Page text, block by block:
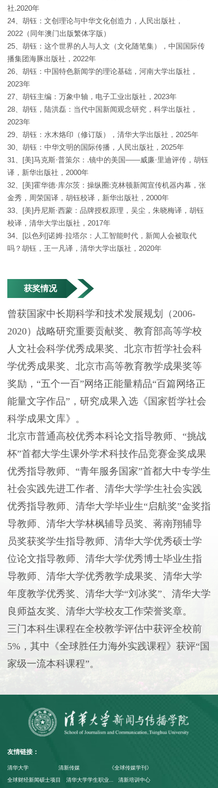
社.2020年
24、胡钰：文创理论与中华文化创造力，人民出版社，
2022（同年澳门出版繁体字版）
25、胡钰：这个世界的人与人文（文化随笔集），中国国际传
播集团海豚出版社，2022年
26、胡钰：中国特色新闻学的理论基础，河南大学出版社，
2023年
27、胡钰主编：万象中轴，电子工业出版社，2023年
28、胡钰，陆洪磊：当代中国新闻观念研究，科学出版社，
2023年
29、胡钰：水木烙印（修订版），清华大学出版社，2025年
30、胡钰：中华文明的国际传播，人民出版社，2025年
31、[美]马克斯·普策尔：.镜中的美国——威廉·里迪评传，胡钰
译，新华出版社，2000年
32、[美]霍华德·库尔茨：操纵圈:克林顿新闻宣传机器内幕，张
金秀，周荣国译，胡钰校译，新华出版社，2000年
33、[美]丹尼斯·西蒙：品牌授权原理，吴尘，朱晓梅译，胡钰
校译，清华大学出版社，2017年
34、[以色列]诺姆·拉塔尔：人工智能时代，新闻人会被取代
吗？胡钰，王一凡译，清华大学出版社，2020年
获奖情况
曾获国家中长期科学和技术发展规划（2006-
2020）战略研究重要贡献奖、教育部高等学校
人文社会科学优秀成果奖、北京市哲学社会科
学优秀成果奖、北京市高等教育教学成果奖等
奖励，“五个一百”网络正能量精品“百篇网络正
能量文字作品”，研究成果入选《国家哲学社会
科学成果文库》。
北京市普通高校优秀本科论文指导教师、“挑战
杯”首都大学生课外学术科技作品竞赛金奖成果
优秀指导教师、“青年服务国家”首都大中专学生
社会实践先进工作者、清华大学学生社会实践
优秀指导教师、清华大学毕业生“启航奖”金奖指
导教师、清华大学林枫辅导员奖、蒋南翔辅导
员奖获奖学生指导教师、清华大学优秀硕士学
位论文指导教师、清华大学优秀博士毕业生指
导教师、清华大学优秀教学成果奖、清华大学
年度教学优秀奖、清华大学“刘冰奖”、清华大学
良师益友奖、清华大学校友工作荣誉奖章。
三门本科生课程在全校教学评估中获评全校前
5%，其中《全球胜任力海外实践课程》获评“国
家级一流本科课程”。
友情链接：
清华大学 清新传媒 《全球传媒学刊》
全球财经新闻硕士项目 清华大学学生职业... 清新培训中心